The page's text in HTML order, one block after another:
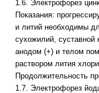
1.6. Электрофорез
Показания:
и литий необходимы
сухожилий,
анодом (+) и телом
раствором лития
Продолжительность
1.7. Электрофорез